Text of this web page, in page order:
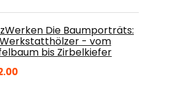
Die Baumporträts:
- vom
bis Zirbelkiefer